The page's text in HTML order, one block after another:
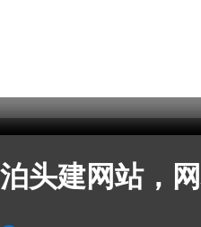
泊头建网站，